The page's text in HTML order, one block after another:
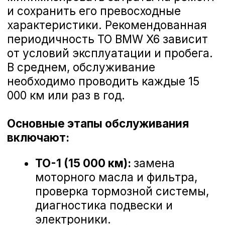
Замена стоек стабилизатора BMW X6
Замена втулок стабилизатора BMW X6
Замена рулевой рейки BMW X6
Замена жидкости ГУР BMW X6
дороге.
Запишитесь на ТО BMW X6 в Курске
Доверьте обслуживание своего
автомобиля профессионалам, чтобы
наслаждаться каждым километром
пути. Официальное ТО BMW X6 — это
уверенность в надежной работе
вашего автомобиля и удовольствие
от вождения. С BMW X6 вы готовы к
любым дорогам и открытиям!